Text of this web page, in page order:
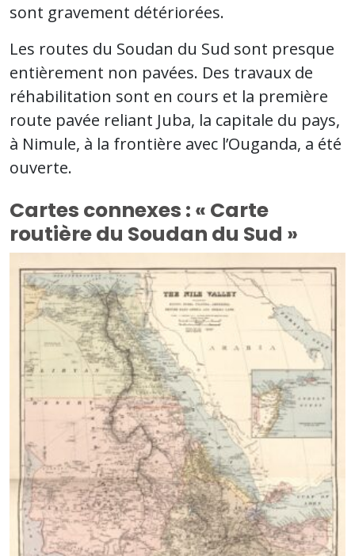
sont gravement détériorées.
Les routes du Soudan du Sud sont presque
entièrement non pavées. Des travaux de
réhabilitation sont en cours et la première
route pavée reliant Juba, la capitale du pays,
à Nimule, à la frontière avec l’Ouganda, a été
ouverte.
Cartes connexes : « Carte
routière du Soudan du Sud »